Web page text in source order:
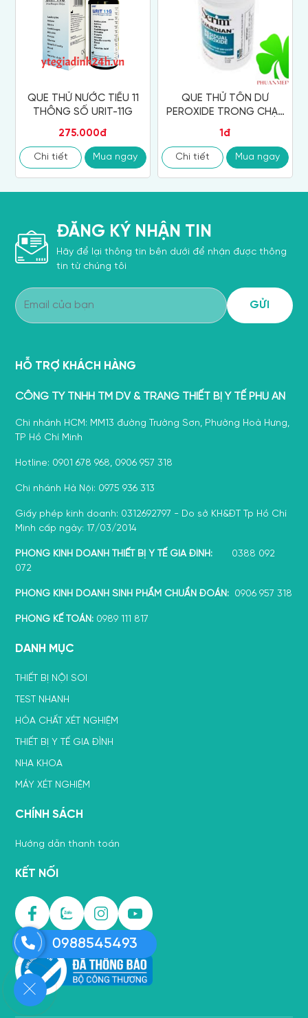
QUE THỬ NƯỚC TIỂU 11
THÔNG SỐ URIT-11G
275.000đ
Chi tiết Mua ngay
QUE THỬ TỒN DƯ
PEROXIDE TRONG CHẠY
1đ
Chi tiết Mua ngay
ĐĂNG KÝ NHẬN TIN
Hãy để lại thông tin bên dưới để nhận được thông
tin từ chúng tôi
HỖ TRỢ KHÁCH HÀNG
CÔNG TY TNHH TM DV & TRANG THIẾT BỊ Y TẾ PHÚ AN
Chi nhánh HCM: MM13 đường Trường Sơn, Phường Hoà Hưng,
TP Hồ Chí Minh
Hotline: 0901 678 968, 0906 957 318
Chi nhánh Hà Nội: 0975 936 313
Giấy phép kinh doanh: 0312692797 - Do sở KH&ĐT Tp Hồ Chí
Minh cấp ngày: 17/03/2014
PHÒNG KINH DOANH THIẾT BỊ Y TẾ GIA ĐÌNH: 0388 092
072
PHÒNG KINH DOANH SINH PHẨM CHUẨN ĐOÁN: 0906 957 318
PHÒNG KẾ TOÁN: 0989 111 817
DANH MỤC
THIẾT BỊ NỘI SOI
TEST NHANH
HÓA CHẤT XÉT NGHIỆM
THIẾT BỊ Y TẾ GIA ĐÌNH
NHA KHOA
MÁY XÉT NGHIỆM
CHÍNH SÁCH
Hướng dẫn thanh toán
KẾT NỐI
0988545493